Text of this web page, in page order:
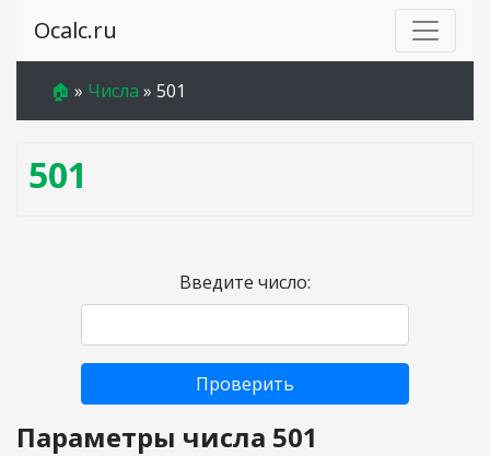
Ocalc.ru
🏠 » Числа » 501
501
Введите число:
Проверить
Параметры числа 501